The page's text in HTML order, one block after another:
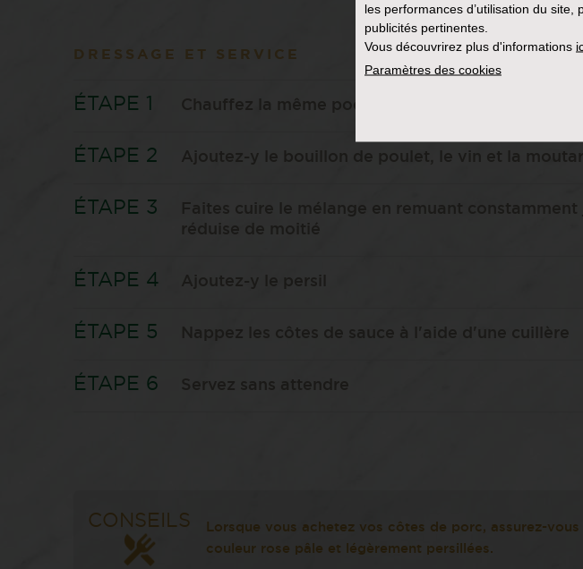
DRESSAGE ET SERVICE
Chauffez la même poêle à feu moyen élevé
Ajoutez-y le bouillon de poulet, le vin et la
Faites cuire le mélange en remuant constamment
réduise de moitié
Ajoutez-y le persil
Nappez les côtes de sauce à l'aide d'une cuillère
Servez sans attendre
CONSEILS
Lorsque vous achetez vos côtes de porc, assurez-
couleur rose pâle et légèrement persillées.
les performances d’utilisation du
publicités pertinentes.
Vous découvrirez plus d'informations
Paramètres des cookies